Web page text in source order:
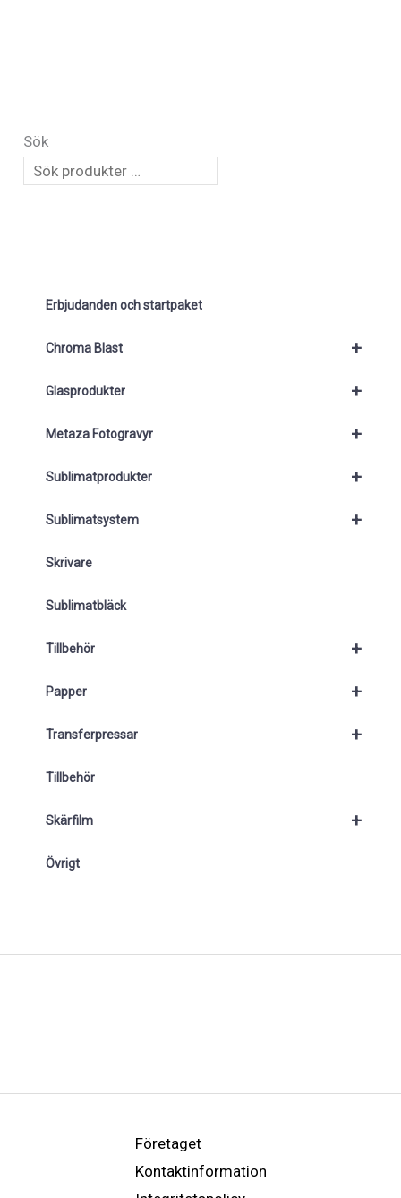
Sök
Erbjudanden och startpaket
+
Chroma Blast
+
Glasprodukter
+
Metaza Fotogravyr
+
Sublimatprodukter
+
Sublimatsystem
Skrivare
Sublimatbläck
+
Tillbehör
+
Papper
+
Transferpressar
Tillbehör
+
Skärfilm
Övrigt
Företaget
Kontaktinformation